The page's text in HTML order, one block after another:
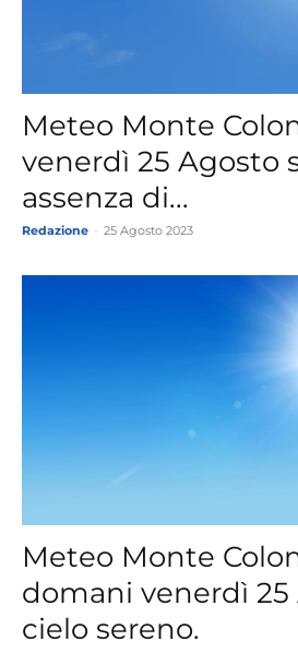
Meteo Monte
venerdì 25 Agosto
assenza di...
Redazione 25 Agosto 2023
Meteo Monte
domani venerdì 25
cielo sereno.